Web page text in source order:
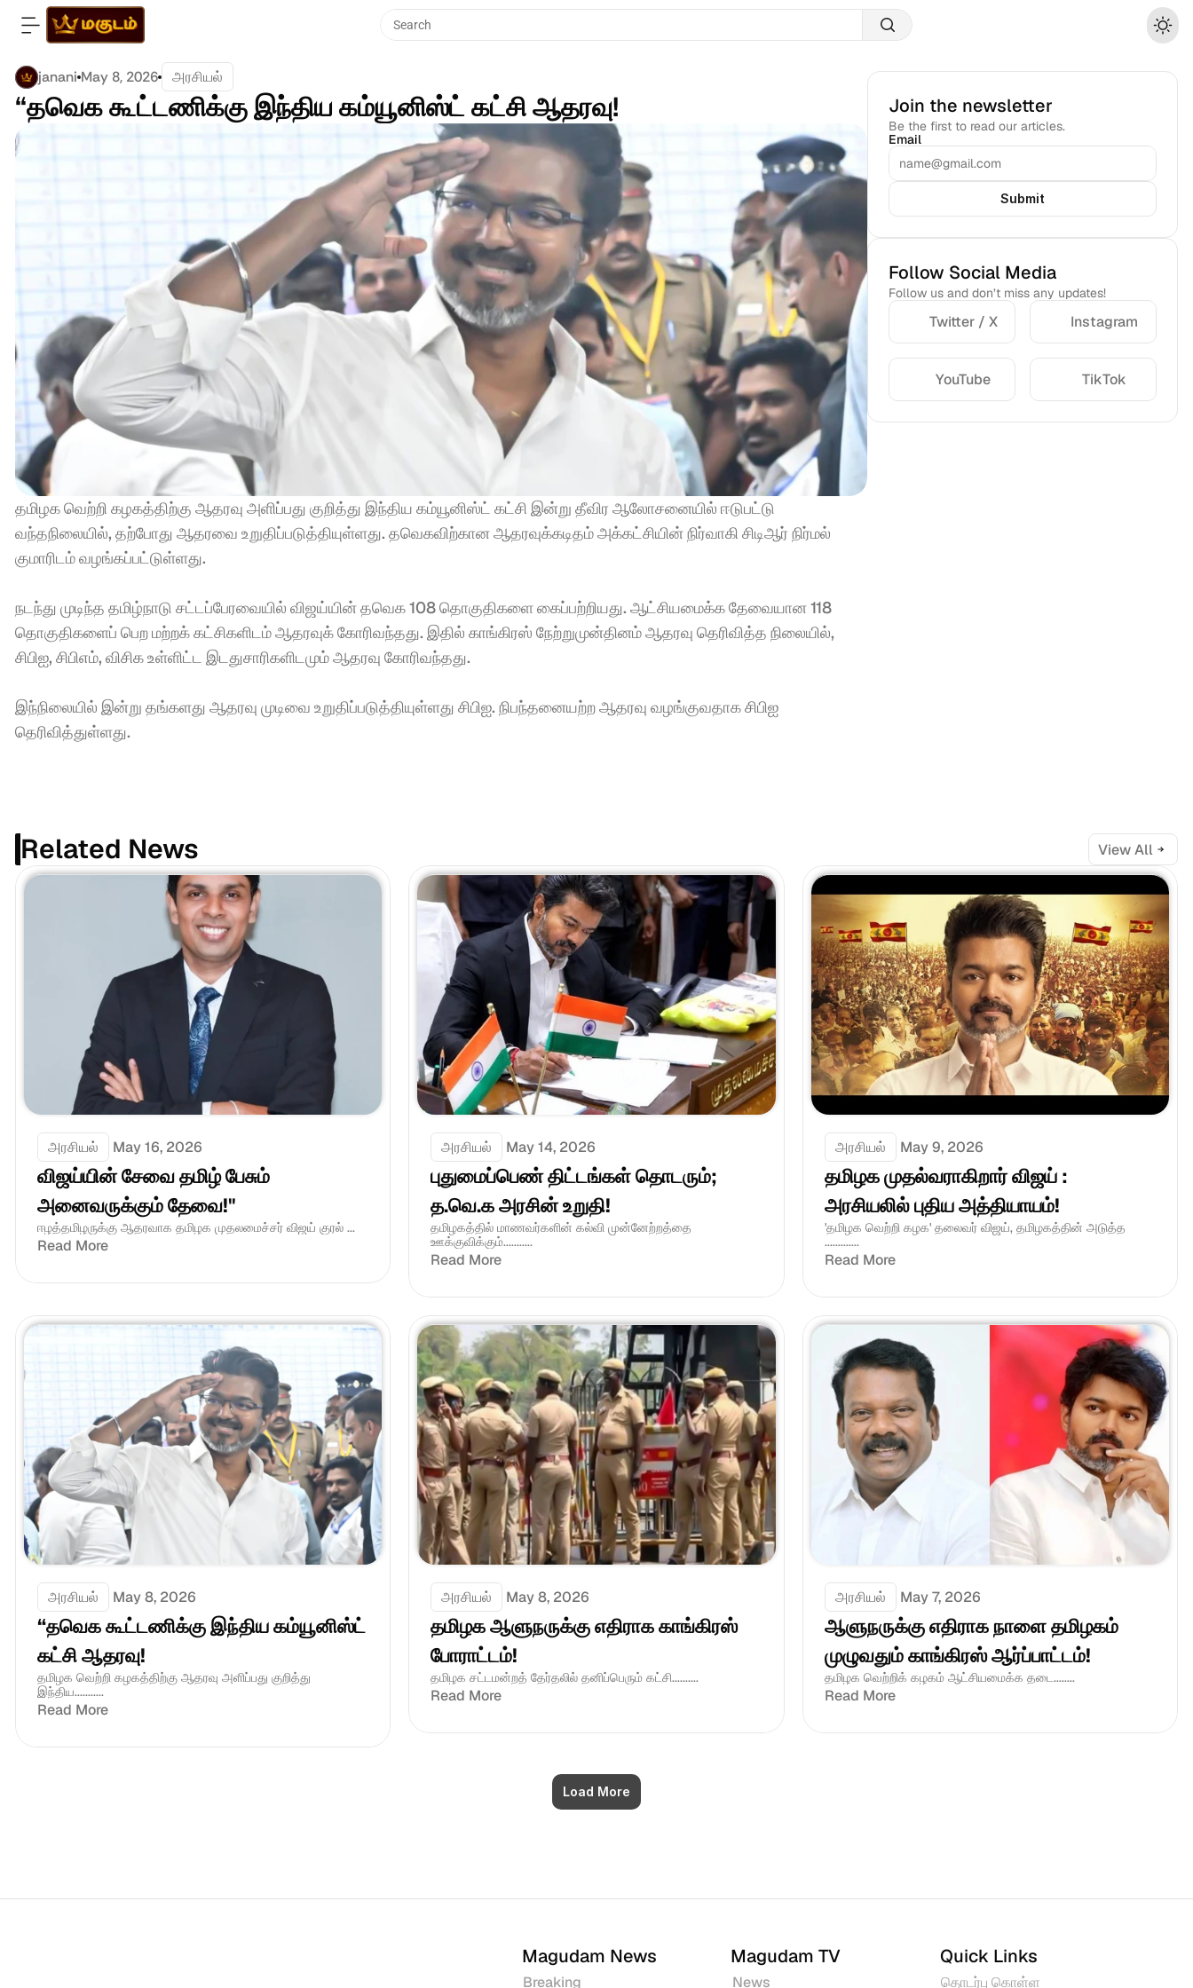
Search
janani May 8, 2026 அரசியல்
“தவெக கூட்டணிக்கு இந்திய கம்யூனிஸ்ட் கட்சி ஆதரவு!
தமிழக வெற்றி கழகத்திற்கு ஆதரவு அளிப்பது குறித்து இந்திய கம்யூனிஸ்ட் கட்சி இன்று தீவிர ஆலோசனையில் ஈடுபட்டு
வந்தநிலையில், தற்போது ஆதரவை உறுதிப்படுத்தியுள்ளது. தவெகவிற்கான ஆதரவுக்கடிதம் அக்கட்சியின் நிர்வாகி சிடிஆர் நிர்மல்
குமாரிடம் வழங்கப்பட்டுள்ளது.
நடந்து முடிந்த தமிழ்நாடு சட்டப்பேரவையில் விஜய்யின் தவெக 108 தொகுதிகளை கைப்பற்றியது. ஆட்சியமைக்க தேவையான 118
தொகுதிகளைப் பெற மற்றக் கட்சிகளிடம் ஆதரவுக் கோரிவந்தது. இதில் காங்கிரஸ் நேற்றுமுன்தினம் ஆதரவு தெரிவித்த நிலையில்,
சிபிஐ, சிபிஎம், விசிக உள்ளிட்ட இடதுசாரிகளிடமும் ஆதரவு கோரிவந்தது.
இந்நிலையில் இன்று தங்களது ஆதரவு முடிவை உறுதிப்படுத்தியுள்ளது சிபிஐ. நிபந்தனையற்ற ஆதரவு வழங்குவதாக சிபிஐ
தெரிவித்துள்ளது.
Join the newsletter
Be the first to read our articles.
Email
Submit
Follow Social Media
Follow us and don’t miss any updates!
Twitter / X Instagram
YouTube TikTok
Related News View All
அரசியல் May 16, 2026
விஜய்யின் சேவை தமிழ் பேசும்
அனைவருக்கும் தேவை!"
ஈழத்தமிழருக்கு ஆதரவாக தமிழக முதலமைச்சர் விஜய் குரல் ...
Read More
அரசியல் May 14, 2026
புதுமைப்பெண் திட்டங்கள் தொடரும்;
த.வெ.க அரசின் உறுதி!
தமிழகத்தில் மாணவர்களின் கல்வி முன்னேற்றத்தை
ஊக்குவிக்கும்...........
Read More
அரசியல் May 9, 2026
தமிழக முதல்வராகிறார் விஜய் :
அரசியலில் புதிய அத்தியாயம்!
'தமிழக வெற்றி கழக' தலைவர் விஜய், தமிழகத்தின் அடுத்த
.............
Read More
அரசியல் May 8, 2026
“தவெக கூட்டணிக்கு இந்திய கம்யூனிஸ்ட்
கட்சி ஆதரவு!
தமிழக வெற்றி கழகத்திற்கு ஆதரவு அளிப்பது குறித்து
இந்திய...........
Read More
அரசியல் May 8, 2026
தமிழக ஆளுநருக்கு எதிராக காங்கிரஸ்
போராட்டம்!
தமிழக சட்டமன்றத் தேர்தலில் தனிப்பெரும் கட்சி..........
Read More
அரசியல் May 7, 2026
ஆளுநருக்கு எதிராக நாளை தமிழகம்
முழுவதும் காங்கிரஸ் ஆர்ப்பாட்டம்!
தமிழக வெற்றிக் கழகம் ஆட்சியமைக்க தடை........
Read More
Load More
Magudam News
Breaking
Magudam TV
News
Quick Links
தொடர்பு கொள்ள